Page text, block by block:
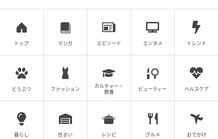
トップ マンガ エピソード エンタメ トレンド
どうぶつ ファッション
カルチャー・
教養
ビューティー ヘルスケア
暮らし 住まい レシピ グルメ おでかけ